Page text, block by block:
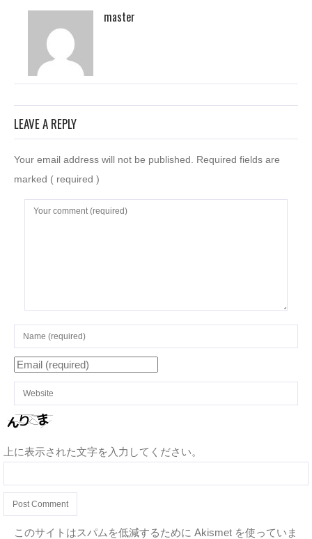
master
LEAVE A REPLY
Your email address will not be published. Required fields are
marked ( required )
上に表示された文字を入力してください。
このサイトはスパムを低減するために Akismet を使っていま